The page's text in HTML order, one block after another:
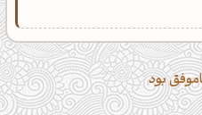
بود